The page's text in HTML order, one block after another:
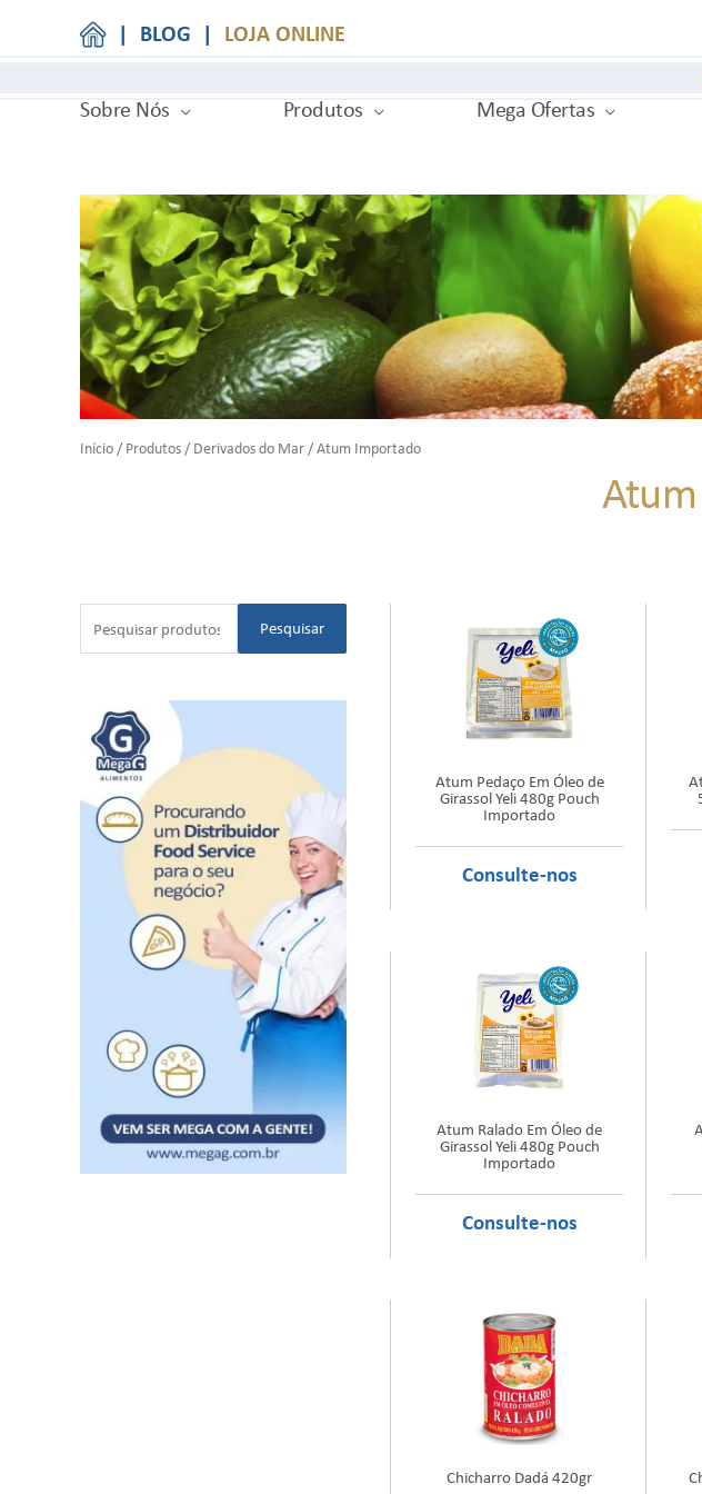
| BLOG | LOJA ONLINE
Sobre Nós Produtos Mega Ofertas
Início /Produtos /Derivados do Mar / Atum Importado
Pesquisar
Atum Pedaço Em Óleo de
Girassol Yeli 480g Pouch
Importado
Atum Ralado Em Óleo de
Girassol Yeli 480g Pouch
Importado
Chicharro Dadá 420gr